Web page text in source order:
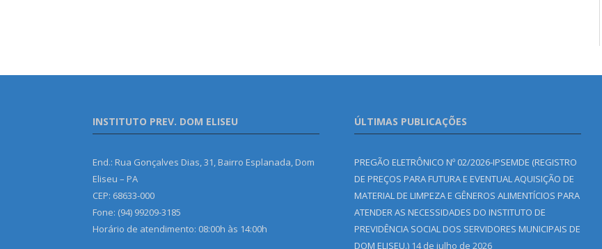
INSTITUTO PREV. DOM ELISEU
End.: Rua Gonçalves Dias, 31, Bairro Esplanada, Dom
Eliseu – PA
CEP: 68633-000
Fone: (94) 99209-3185
Horário de atendimento: 08:00h às 14:00h
ÚLTIMAS PUBLICAÇÕES
PREGÃO ELETRÔNICO Nº 02/2026-IPSEMDE (REGISTRO
DE PREÇOS PARA FUTURA E EVENTUAL AQUISIÇÃO DE
MATERIAL DE LIMPEZA E GÊNEROS ALIMENTÍCIOS PARA
ATENDER AS NECESSIDADES DO INSTITUTO DE
PREVIDÊNCIA SOCIAL DOS SERVIDORES MUNICIPAIS DE
DOM ELISEU.) 14 de julho de 2026